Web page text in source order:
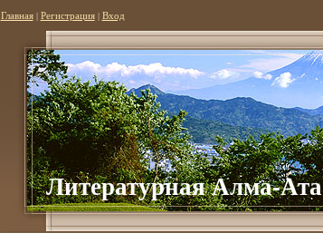
Главная| Регистрация| Вход
Литературная Алма-Ата